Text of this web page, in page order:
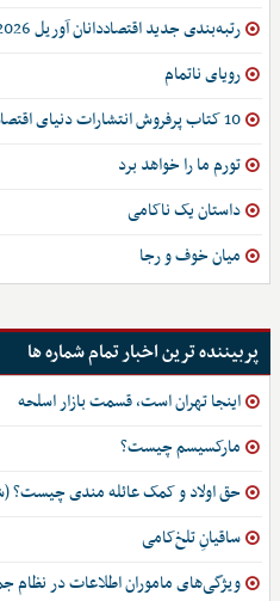
رتبه‌بندی جدید اقتصاددانان آوریل 2026
رویای ناتمام
10 کتاب پرفروش انتشارات دنیای اقتصاد
تورم ما را خواهد برد
داستان یک ناکامی
میان خوف و رجا
پربیننده ترین اخبار تمام شماره ها
اینجا تهران است، قسمت بازار اسلحه
مارکسیسم چیست؟
حق اولاد و کمک عائله مندی چیست؟
ساقیانِ تلخ‌کامی
ویژگی‌های ماموران اطلاعات در نظام